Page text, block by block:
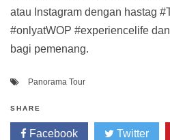
atau Instagram dengan hastag
#onlyatWOP #experiencelife
bagi pemenang.
Panorama Tour
SHARE
Facebook Twitter